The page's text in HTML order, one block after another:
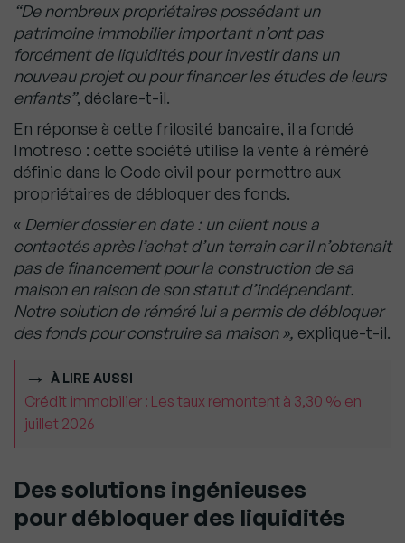
“De nombreux propriétaires possédant un
patrimoine immobilier important n’ont pas
forcément de liquidités pour investir dans un
nouveau projet ou pour financer les études de leurs
enfants”, déclare-t-il.
En réponse à cette frilosité bancaire, il a fondé
Imotreso : cette société utilise la vente à réméré
définie dans le Code civil pour permettre aux
propriétaires de débloquer des fonds.
« Dernier dossier en date : un client nous a
contactés après l’achat d’un terrain car il n’obtenait
pas de financement pour la construction de sa
maison en raison de son statut d’indépendant.
Notre solution de réméré lui a permis de débloquer
des fonds pour construire sa maison », explique-t-il.
À LIRE AUSSI
Crédit immobilier : Les taux remontent à 3,30 % en
juillet 2026
Des solutions ingénieuses
pour débloquer des liquidités